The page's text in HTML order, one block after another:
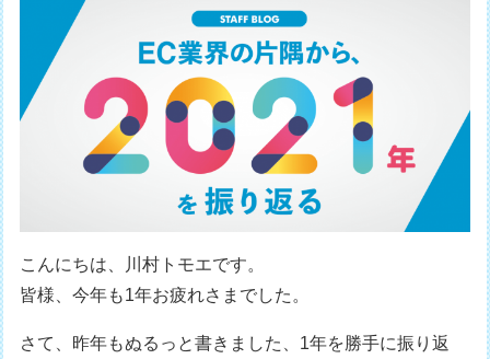
こんにちは、川村トモエです。
皆様、今年も1年お疲れさまでした。
さて、昨年もぬるっと書きました、1年を勝手に振り返